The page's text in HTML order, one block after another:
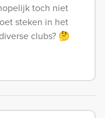
toch niet
steken in het
clubs? 🤔